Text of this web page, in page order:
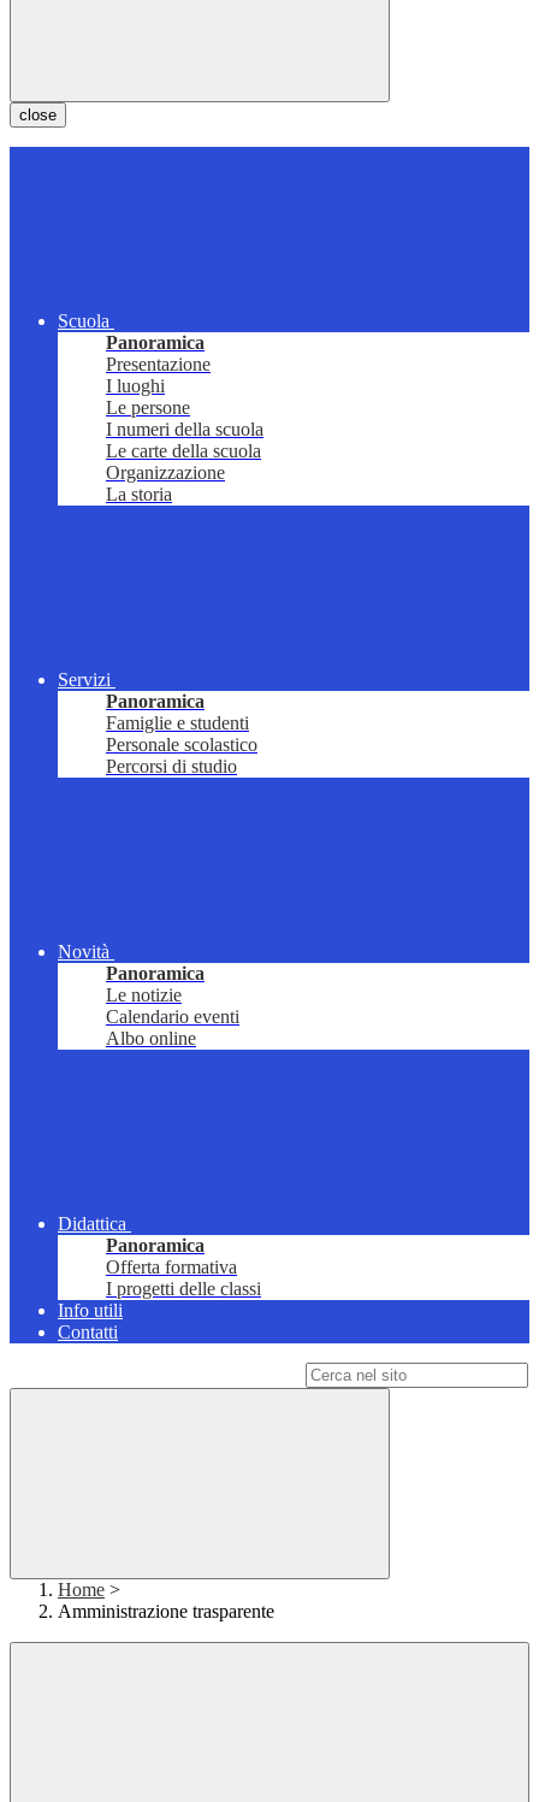
close
Scuola
Panoramica
Presentazione
I luoghi
Le persone
I numeri della scuola
Le carte della scuola
Organizzazione
La storia
Servizi
Panoramica
Famiglie e studenti
Personale scolastico
Percorsi di studio
Novità
Panoramica
Le notizie
Calendario eventi
Albo online
Didattica
Panoramica
Offerta formativa
I progetti delle classi
Info utili
Contatti
Home >
Amministrazione trasparente